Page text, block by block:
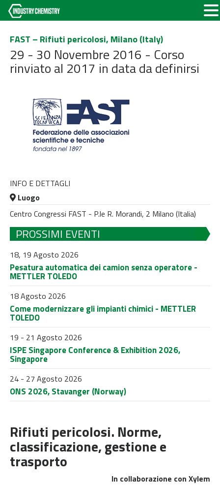
FAST – Rifiuti pericolosi, Milano (Italy)
29 - 30 Novembre 2016 - Corso
rinviato al 2017 in data da definirsi
INFO E DETTAGLI
Luogo
Centro Congressi FAST - P.le R. Morandi, 2 Milano (Italia)
PROSSIMI EVENTI
18, 19 Agosto 2026
Pesatura automatica dei camion senza operatore -
METTLER TOLEDO
18 Agosto 2026
Come modernizzare gli impianti chimici - METTLER
TOLEDO
19 - 21 Agosto 2026
ISPE Singapore Conference & Exhibition 2026,
Singapore
24 - 27 Agosto 2026
ONS 2026, Stavanger (Norway)
Rifiuti pericolosi. Norme,
classificazione, gestione e
trasporto
In collaborazione con Xylem